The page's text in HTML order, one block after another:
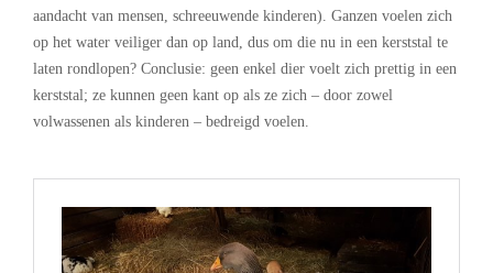
aandacht van mensen, schreeuwende kinderen). Ganzen voelen zich
op het water veiliger dan op land, dus om die nu in een kerststal te
laten rondlopen? Conclusie: geen enkel dier voelt zich prettig in een
kerststal; ze kunnen geen kant op als ze zich – door zowel
volwassenen als kinderen – bedreigd voelen.